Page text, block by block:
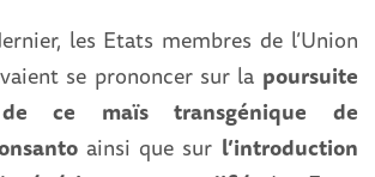
les Etats membres de l’Union
se prononcer sur la poursuite
de ce maïs transgénique de
ainsi que sur l’introduction